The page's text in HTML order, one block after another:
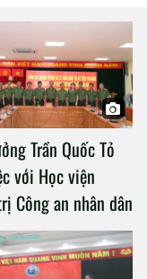
Trần Quốc Tỏ
với Học viện
Công an nhân dân